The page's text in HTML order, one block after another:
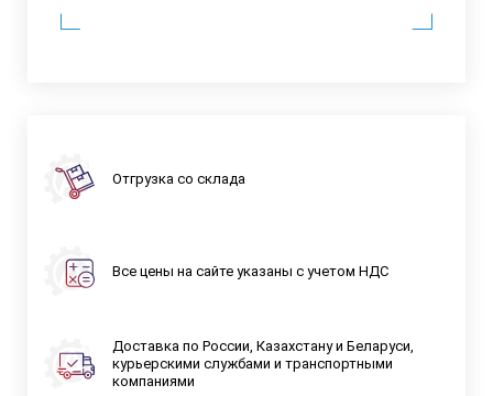
Отгрузка со склада
Все цены на сайте указаны с учетом НДС
Доставка по России, Казахстану и Беларуси,
курьерскими службами и транспортными
компаниями